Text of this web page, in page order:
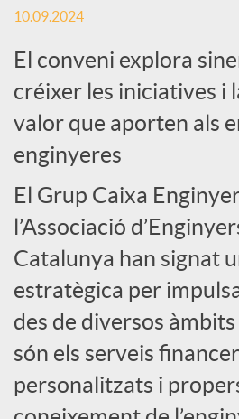
c
i
a
l
s
10.09.2024
El conveni explora
créixer les iniciatives i
valor que aporten als
enginyeres
El Grup Caixa
l’Associació
Catalunya han signat
estratègica per
des de diversos àmbits
són els serveis
personalitzats i